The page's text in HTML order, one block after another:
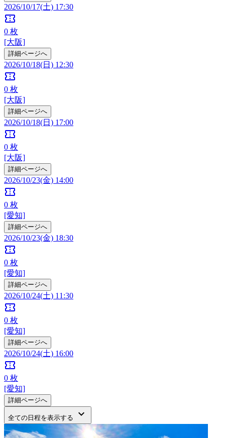
2026/10/17(土) 17:30
confirmation_number
0 枚
[大阪]
詳細ページへ
2026/10/18(日) 12:30
confirmation_number
0 枚
[大阪]
詳細ページへ
2026/10/18(日) 17:00
confirmation_number
0 枚
[大阪]
詳細ページへ
2026/10/23(金) 14:00
confirmation_number
0 枚
[愛知]
詳細ページへ
2026/10/23(金) 18:30
confirmation_number
0 枚
[愛知]
詳細ページへ
2026/10/24(土) 11:30
confirmation_number
0 枚
[愛知]
詳細ページへ
2026/10/24(土) 16:00
confirmation_number
0 枚
[愛知]
詳細ページへ
全ての日程を表示する keyboard_arrow_down